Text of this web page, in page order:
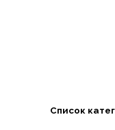
Список